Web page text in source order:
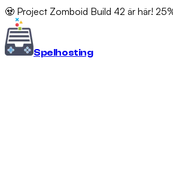
🧟 Project Zomboid Build 42 är här!
Spelhosting